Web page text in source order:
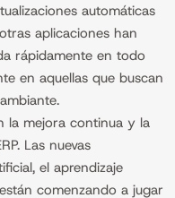
automáticas
aplicaciones han
rápidamente en todo
en aquellas que buscan
la mejora continua y la
Las nuevas
el aprendizaje
comenzando a jugar